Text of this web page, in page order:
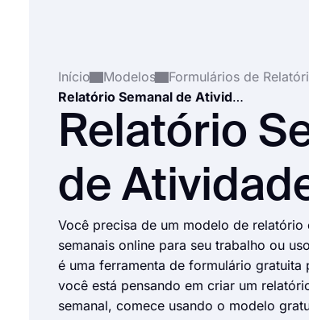
Início Modelos
Formulários de
Relatório Semanal de Atividades
Relatório
de
Você precisa de um modelo de relatório
semanais online para seu trabalho ou
é uma ferramenta de formulário gratuita
você está pensando em criar um
semanal, comece usando o modelo